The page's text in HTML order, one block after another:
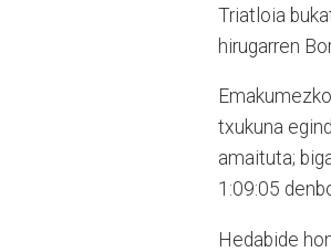
Triatloia
hirugarren
txukuna
amaituta;
1:09:05
Hedabide